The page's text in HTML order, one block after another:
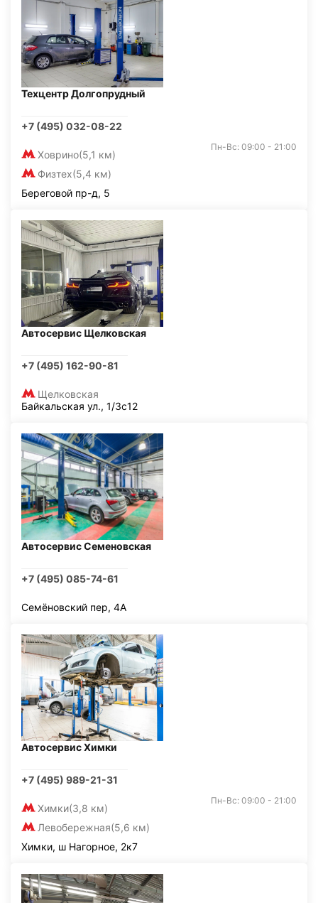
Техцентр Долгопрудный
+7 (495) 032-08-22
Ховрино(5,1 км)
Физтех(5,4 км)
Пн-Вс: 09:00 - 21:00
Береговой пр-д, 5
Автосервис Щелковская
+7 (495) 162-90-81
Щелковская
Байкальская ул., 1/3с12
Автосервис Семеновская
+7 (495) 085-74-61
Семёновский пер, 4А
Автосервис Химки
+7 (495) 989-21-31
Химки(3,8 км)
Левобережная(5,6 км)
Пн-Вс: 09:00 - 21:00
Химки, ш Нагорное, 2к7